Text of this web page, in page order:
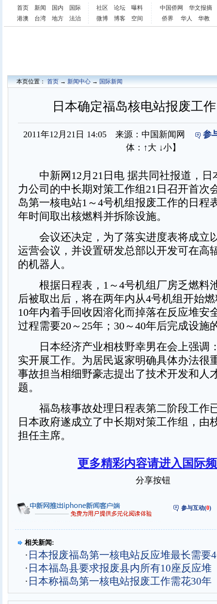
首页 新闻 国内
国际
港澳
台湾 地方 法治
社区 论坛
曝料
微博
博客 空间
中国侨网
华文报摘
侨界
华人 华教
本页位置：首页→新闻中心→国际新闻
日本确定福岛核电站报废工
2011年12月21日 14:05 来源：中国新闻网
参
体： ↑大 ↓小】
中新网12月21日电 据共同社报道，日
力公司的中长期对策工作组21日召开首次
岛第一核电站1～4号机组报废工作的日程
年时间取出核燃料并拆除设施。
会议还决定，为了落实进度表将成立
运营会议，并设置研发总部以开发可在高
的机器人。
根据日程表，1～4号机组厂房乏燃料
后被取出后，将在两年内从4号机组开始
10年内着手回收因溶化而掉落在反应堆安
过程需要20～25年；30～40年后完成设施
日本经济产业相枝野幸男在会上强调
实开展工作。为居民返家明确具体办法很
事故担当相细野豪志提出了技术开发和人
题。
福岛核事故处理日程表第二阶段工作
日本政府遂成立了中长期对策工作组，由
担任主席。
更多精彩内容请进入国际
分享按钮
参与互动(0)
相关新闻:
· 日本报废福岛第一核电站反应堆最长需要
· 日本福岛县要求报废县内所有10座反应堆
· 日本称福岛第一核电站报废工作需花30年